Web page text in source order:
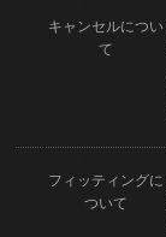
キャンセルについ
て
フィッティングに
ついて